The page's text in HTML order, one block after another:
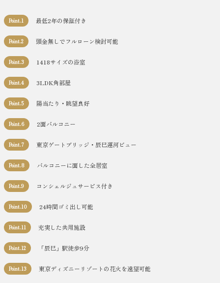
Point.1 最低2年の保証付き
Point.2 頭金無しでフルローン検討可能
Point.3 1418サイズの浴室
Point.4 3LDK角部屋
Point.5 陽当たり・眺望良好
Point.6 2面バルコニー
Point.7 東京ゲートブリッジ・辰巳運河ビュー
Point.8 バルコニーに面した全居室
Point.9 コンシェルジュサービス付き
Point.10 24時間ゴミ出し可能
Point.11 充実した共用施設
Point.12 「辰巳」駅徒歩9分
Point.13 東京ディズニーリゾートの花火を遠望可能